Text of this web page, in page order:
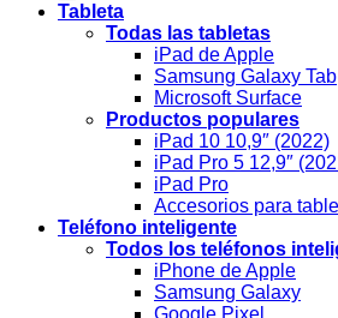
Tableta
Todas las tabletas
iPad de Apple
Samsung Galaxy Tab
Microsoft Surface
Productos populares
iPad 10 10,9″ (2022)
iPad Pro 5 12,9″
iPad Pro
Accesorios para
Teléfono inteligente
Todos los teléfonos
iPhone de Apple
Samsung Galaxy